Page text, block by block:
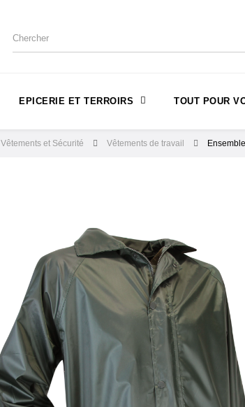
EPICERIE ET TERROIRS TOUT POUR
Vêtements et Sécurité Vêtements de travail